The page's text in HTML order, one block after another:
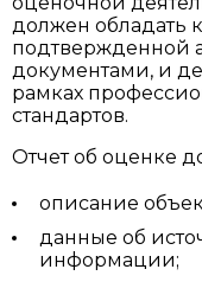
должен обладать
подтвержденной
документами, и
рамках
стандартов.
Отчет об оценке
описание
данные об
информации;